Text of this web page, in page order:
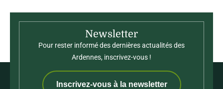
Newsletter
Pour rester informé des dernières actualités des
Ardennes, inscrivez-vous !
Inscrivez-vous à la newsletter